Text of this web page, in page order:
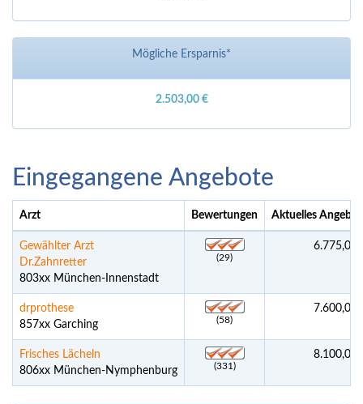
Mögliche Ersparnis*
2.503,00 €
Eingegangene Angebote
Arzt Bewertungen Aktuelles Angebot
Gewählter Arzt
Dr.Zahnretter
803xx München-Innenstadt
(29)
6.775,00
drprothese
857xx Garching
(58)
7.600,00
Frisches Lächeln
806xx München-Nymphenburg
(331)
8.100,00